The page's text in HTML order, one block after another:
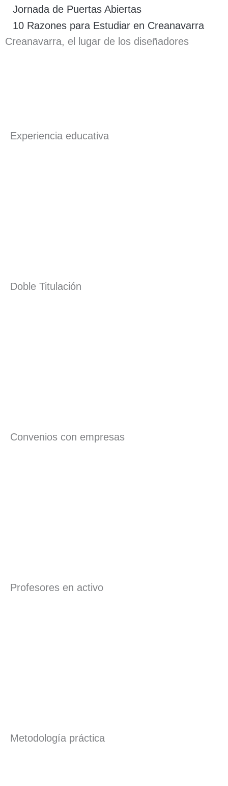
Jornada de Puertas Abiertas
10 Razones para Estudiar en Creanavarra
Creanavarra, el lugar de los diseñadores
Experiencia educativa
Doble Titulación
Convenios con empresas
Profesores en activo
Metodología práctica